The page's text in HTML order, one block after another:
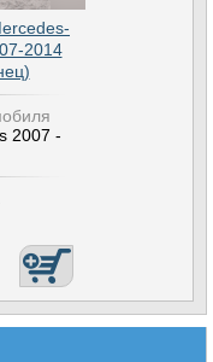
2014
2007 -